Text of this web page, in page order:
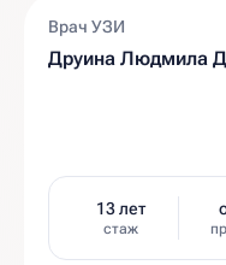
Врач УЗИ
Друина Людмила
13 лет
стаж